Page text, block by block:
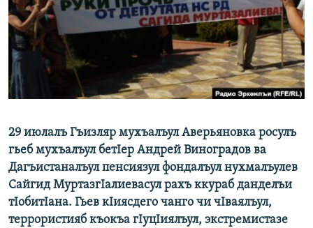
СОЦИАЛЬНЫЕ СЕТИ
Все сайты РСЕ/РС
29 июлалъ Гъизляр мухъалъул Аверьяновка росулъ
гьеб мухъалъул бетIер Андрей Виноградов ва
Дагъистаналъул пенсиязул фондалъул нухмалъулев
Сайгид МуртазгIалиевасул рахъ ккураб данделъи
тIобитIана. Гьев кIиясдего чанго чи чIваялъул,
террористияб къокъа гIуцIиялъул, экстремистазе